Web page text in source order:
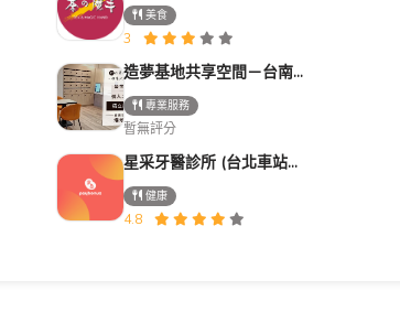
美食
3
造夢基地共享空間－台南火車站站前館
專業服務
暫無評分
星采牙醫診所 (台北車站館前)
健康
4.8